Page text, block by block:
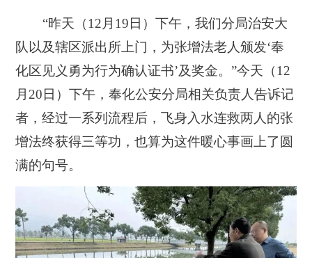
“昨天（12月19日）下午，我们分局治安大
队以及辖区派出所上门，为张增法老人颁发‘奉
化区见义勇为行为确认证书’及奖金。”今天（12
月20日）下午，奉化公安分局相关负责人告诉记
者，经过一系列流程后，飞身入水连救两人的张
增法终获得三等功，也算为这件暖心事画上了圆
满的句号。